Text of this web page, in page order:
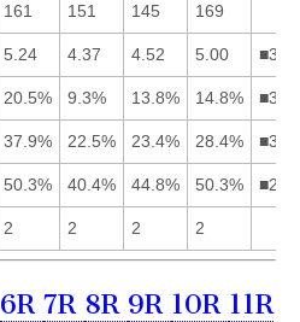
161 151 145 169
5.24 4.37 4.52 5.00
20.5% 9.3% 13.8% 14.8%
37.9% 22.5% 23.4% 28.4%
50.3% 40.4% 44.8% 50.3%
2 2 2 2
6R 7R 8R 9R 10R 11R